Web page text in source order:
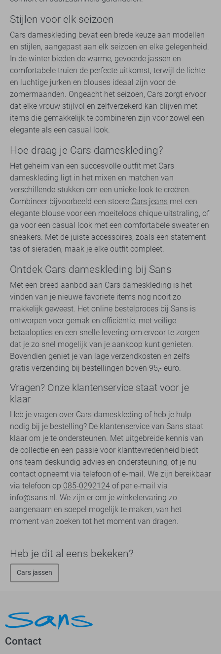
Stijlen voor elk seizoen
Cars dameskleding bevat een brede keuze aan modellen
en stijlen, aangepast aan elk seizoen en elke gelegenheid.
In de winter bieden de warme, gevoerde jassen en
comfortabele truien de perfecte uitkomst, terwijl de lichte
en luchtige jurken en blouses ideaal zijn voor de
zomermaanden. Ongeacht het seizoen, Cars zorgt ervoor
dat elke vrouw stijlvol en zelfverzekerd kan blijven met
items die gemakkelijk te combineren zijn voor zowel een
elegante als een casual look.
Hoe draag je Cars dameskleding?
Het geheim van een succesvolle outfit met Cars
dameskleding ligt in het mixen en matchen van
verschillende stukken om een unieke look te creëren.
Combineer bijvoorbeeld een stoere Cars jeans met een
elegante blouse voor een moeiteloos chique uitstraling, of
ga voor een casual look met een comfortabele sweater en
sneakers. Met de juiste accessoires, zoals een statement
tas of sieraden, maak je elke outfit compleet.
Ontdek Cars dameskleding bij Sans
Met een breed aanbod aan Cars dameskleding is het
vinden van je nieuwe favoriete items nog nooit zo
makkelijk geweest. Het online bestelproces bij Sans is
ontworpen voor gemak en efficiëntie, met veilige
betaalopties en een snelle levering om ervoor te zorgen
dat je zo snel mogelijk van je aankoop kunt genieten.
Bovendien geniet je van lage verzendkosten en zelfs
gratis verzending bij bestellingen boven 95,- euro.
Vragen? Onze klantenservice staat voor je
klaar
Heb je vragen over Cars dameskleding of heb je hulp
nodig bij je bestelling? De klantenservice van Sans staat
klaar om je te ondersteunen. Met uitgebreide kennis van
de collectie en een passie voor klanttevredenheid biedt
ons team deskundig advies en ondersteuning, of je nu
contact opneemt via telefoon of e-mail. We zijn bereikbaar
via telefoon op 085-0292124 of per e-mail via
info@sans.nl. We zijn er om je winkelervaring zo
aangenaam en soepel mogelijk te maken, van het
moment van zoeken tot het moment van dragen.
Heb je dit al eens bekeken?
Cars jassen
Contact